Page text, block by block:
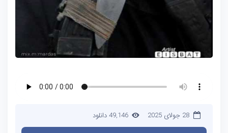
28 جولای 2025 49,146 دانلود